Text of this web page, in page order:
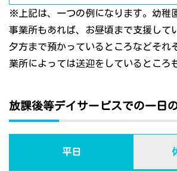
※上記は、一つの例になります。幼稚
事業所もあれば、お昼頃まで支援して
夕方まで預かっているところなどそれ
業所によっては送迎をしているところ
放課後等デイサービスでの一日
平日